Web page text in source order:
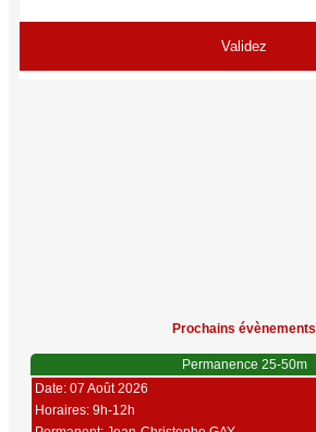
Prochains évènements
Permanence 25-50m
Date: 07 Août 2026
Horaires: 9h-12h